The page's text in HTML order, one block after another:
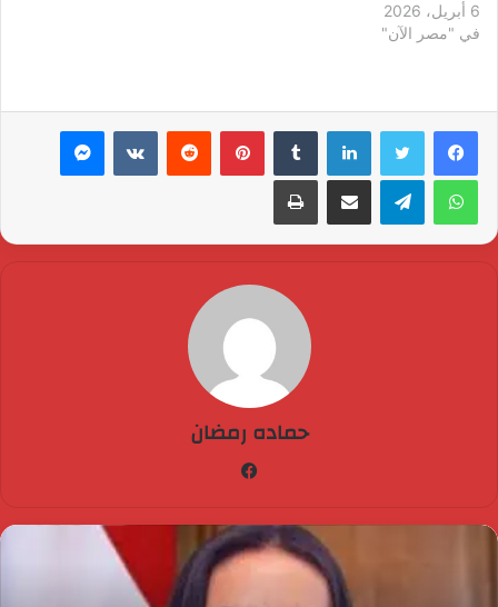
6 أبريل، 2026
في "مصر الآن"
لينكدإن بينتيريست ماسنجر
واتساب تيلقرام مشاركة عبر البريد طباعة
حماده رمضان